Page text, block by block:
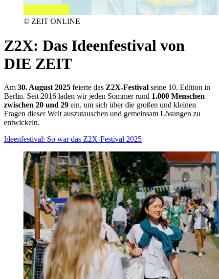
© ZEIT ONLINE
Z2X: Das Ideenfestival von
DIE ZEIT
Am 30. August 2025 feierte das Z2X-Festival seine 10. Edition in
Berlin. Seit 2016 laden wir jeden Sommer rund 1.000 Menschen
zwischen 20 und 29 ein, um sich über die großen und kleinen
Fragen dieser Welt auszutauschen und gemeinsam Lösungen zu
entwickeln.
Ideenfestival: So war das Z2X-Festival 2025